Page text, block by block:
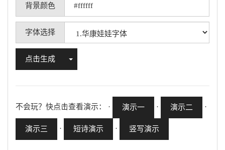
背景颜色
字体选择
点击生成 Toggle Dropdown
不会玩？快点击查看演示： · 演示一 · 演示二 ·
演示三 · 短诗演示 · 竖写演示